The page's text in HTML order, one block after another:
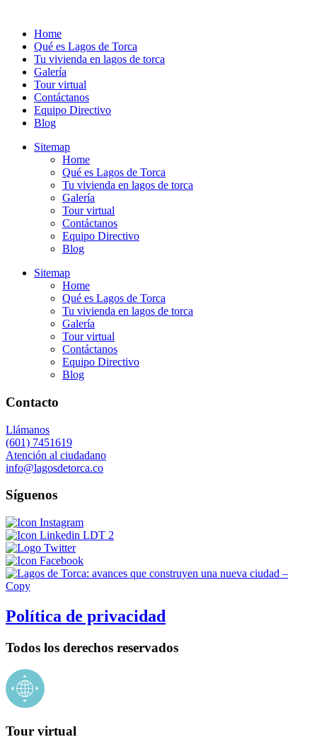
Home
Qué es Lagos de Torca
Tu vivienda en lagos de torca
Galería
Tour virtual
Contáctanos
Equipo Directivo
Blog
Sitemap
Home
Qué es Lagos de Torca
Tu vivienda en lagos de torca
Galería
Tour virtual
Contáctanos
Equipo Directivo
Blog
Sitemap
Home
Qué es Lagos de Torca
Tu vivienda en lagos de torca
Galería
Tour virtual
Contáctanos
Equipo Directivo
Blog
Contacto
Llámanos
(601) 7451619
Atención al ciudadano
info@lagosdetorca.co
Síguenos
Política de privacidad
Todos los derechos reservados
Tour virtual